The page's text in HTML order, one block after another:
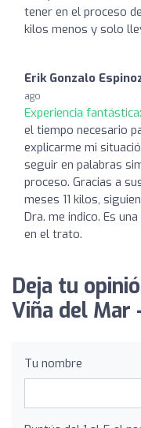
tener en el proceso
kilos menos y solo
Erik Gonzalo
ago
Experiencia fantástica:
el tiempo necesario
explicarme mi
seguir en palabras
proceso. Gracias a
meses 11 kilos,
Dra. me indico. Es
en el trato.
Deja tu
Viña del Mar
Tu nombre